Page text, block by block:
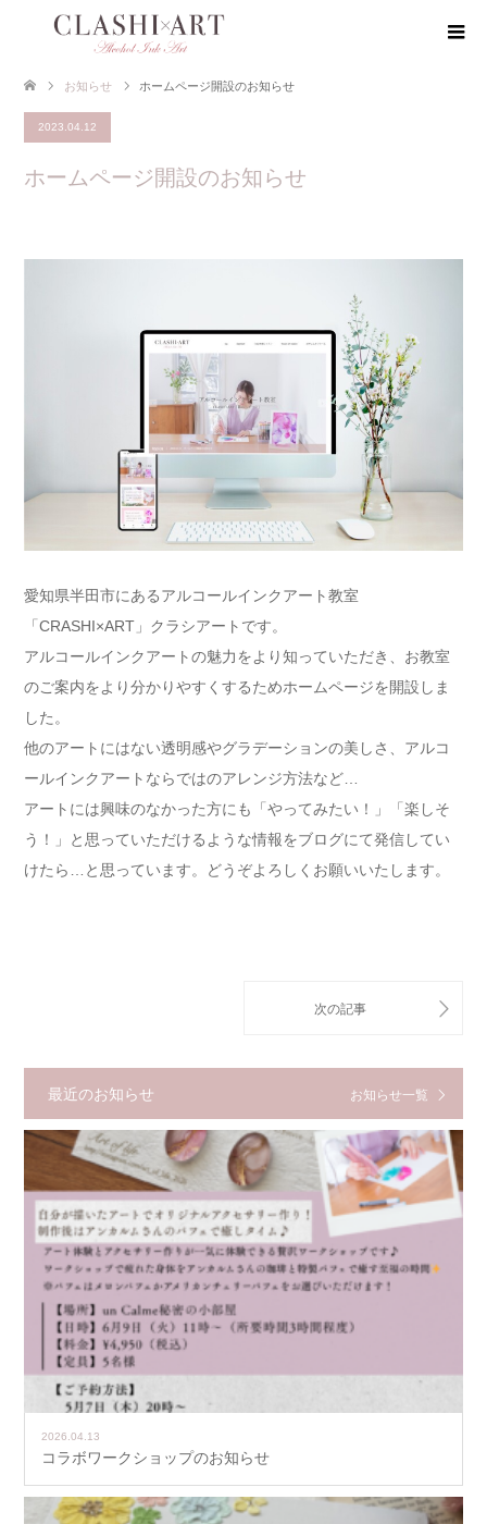
お知らせ ホームページ開設のお知らせ
2023.04.12
ホームページ開設のお知らせ
愛知県半田市にあるアルコールインクアート教室
「CRASHI×ART」クラシアートです。
アルコールインクアートの魅力をより知っていただき、お教室
のご案内をより分かりやすくするためホームページを開設しま
した。
他のアートにはない透明感やグラデーションの美しさ、アルコ
ールインクアートならではのアレンジ方法など…
アートには興味のなかった方にも「やってみたい！」「楽しそ
う！」と思っていただけるような情報をブログにて発信してい
けたら…と思っています。どうぞよろしくお願いいたします。
最近のお知らせ お知らせ一覧
2026.04.13
コラボワークショップのお知らせ